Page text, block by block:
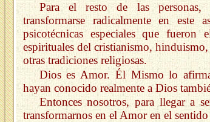
Para el resto de las
transformarse radicalmente en este
psicotécnicas especiales que fueron
espirituales del cristianismo,
otras tradiciones religiosas.
Dios es Amor. Él Mismo lo
hayan conocido realmente a Dios
Entonces nosotros, para llegar a
transformarnos en el Amor en el